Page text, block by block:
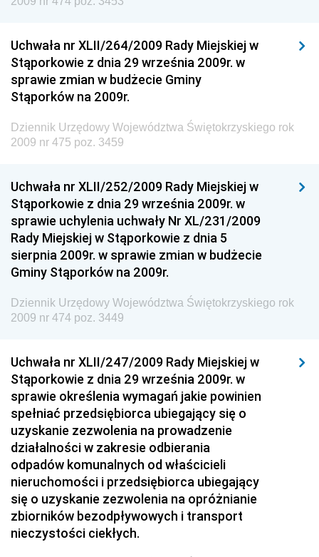
Dziennik Urzędowy Ministerstwa Przemysłu
Dziennik Urzędowy Ministerstwa Rolnictwa i
Gospodarki Żywnościowej
Dziennik Urzędowy Ministra Rodziny, Pracy i Polityki
Społecznej
Dziennik Urzędowy Ministra Cyfryzacji
Budownictwa
Dziennik Urzędowy Ministra Gospodarki Morskiej i
Żeglugi Śródlądowej
Dziennik Urzędowy Ministra Energii
Dziennik Urzędowy Ministra Sprawiedliwości
Dziennik Urzędowy Wyższego Urzędu Górniczego
Dziennik Urzędowy Prezesa Urzędu Transportu
Kolejowego
Dziennik Urzędowy Ministra Przedsiębiorczości i
Technologii
Dziennik Urzędowy Ministra Inwestycji i Rozwoju
Dziennik Urzędowy Naczelnego Dyrektora Archiwów
Państwowych
Dziennik Urzędowy Ministra Finansów, Inwestycji i
Uchwała nr XLII/264/2009 Rady Miejskiej w
Stąporkowie z dnia 29 września 2009r. w
sprawie zmian w budżecie Gminy
Stąporków na 2009r.
Dziennik Urzędowy Województwa Świętokrzyskiego rok
2009 nr 475 poz. 3459
Uchwała nr XLII/252/2009 Rady Miejskiej w
Stąporkowie z dnia 29 września 2009r. w
sprawie uchylenia uchwały Nr XL/231/2009
Rady Miejskiej w Stąporkowie z dnia 5
sierpnia 2009r. w sprawie zmian w budżecie
Gminy Stąporków na 2009r.
Dziennik Urzędowy Województwa Świętokrzyskiego rok
2009 nr 474 poz. 3449
Uchwała nr XLII/247/2009 Rady Miejskiej w
Stąporkowie z dnia 29 września 2009r. w
sprawie określenia wymagań jakie powinien
spełniać przedsiębiorca ubiegający się o
uzyskanie zezwolenia na prowadzenie
działalności w zakresie odbierania
odpadów komunalnych od właścicieli
nieruchomości i przedsiębiorca ubiegający
się o uzyskanie zezwolenia na opróżnianie
zbiorników bezodpływowych i transport
nieczystości ciekłych.